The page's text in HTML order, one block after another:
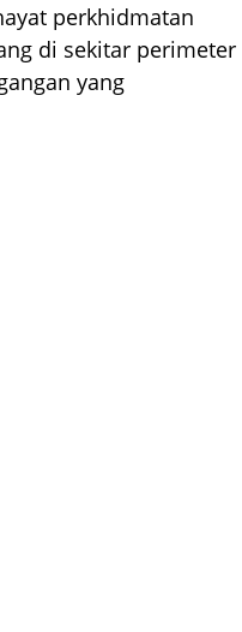
perkhidmatan
di sekitar perimeter
yang